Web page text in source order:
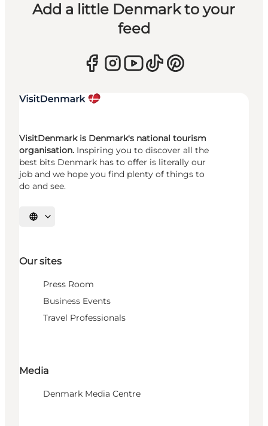
Add a little Denmark to your
feed
VisitDenmark is Denmark's national tourism
organisation. Inspiring you to discover all the
best bits Denmark has to offer is literally our
job and we hope you find plenty of things to
do and see.
Select language
Our sites
Press Room
Business Events
Travel Professionals
Media
Denmark Media Centre